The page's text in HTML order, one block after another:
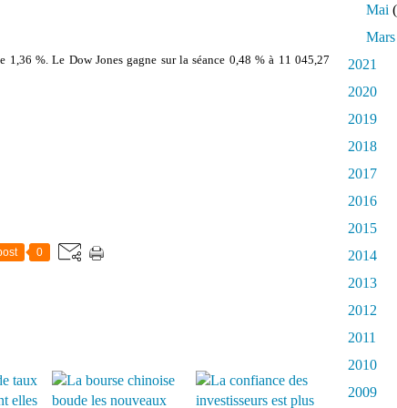
1,36 %. Le Dow Jones gagne sur la séance 0,48 % à 11 045,27
0
Mai
Mars
2021
2020
2019
2018
2017
2016
2015
2014
2013
2012
2011
2010
2009